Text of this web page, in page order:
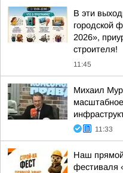
В эти
городской
2026»,
строителя!
11:45
Михаил
11:33
Наш
фестиваля